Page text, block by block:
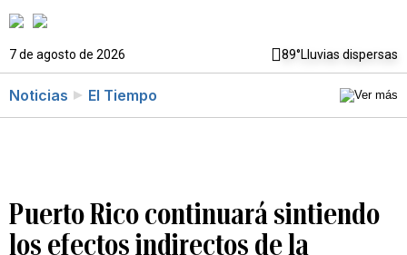
7 de agosto de 2026 89°Lluvias dispersas
Noticias El Tiempo
Puerto Rico continuará sintiendo
los efectos indirectos de la